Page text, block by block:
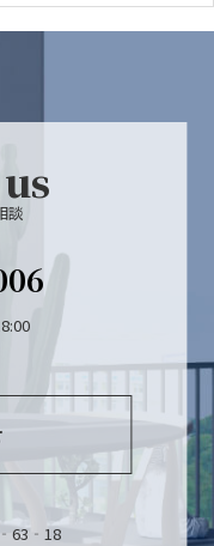
談